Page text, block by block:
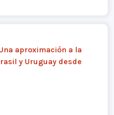
aproximación a la
y Uruguay desde